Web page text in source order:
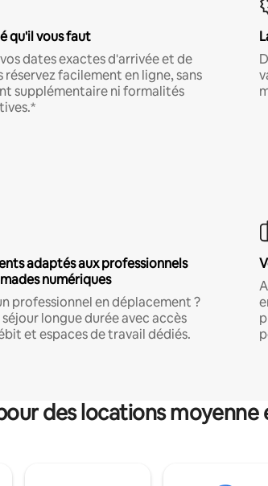
qu'il vous faut
dates exactes d'arrivée et de
facilement en ligne, sans
supplémentaire ni formalités
adaptés aux professionnels
numériques
professionnel en déplacement ?
longue durée avec accès
et espaces de travail dédiés.
des locations